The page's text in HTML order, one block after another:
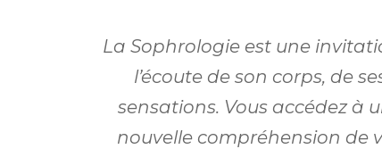
La Sophrologie est une
l’écoute de son corps, de
sensations. Vous accédez à
nouvelle compréhension de